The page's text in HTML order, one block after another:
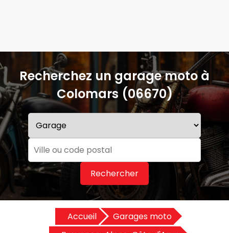
Recherchez un garage moto à
Colomars (06670)
Rechercher
Accueil
Garages moto